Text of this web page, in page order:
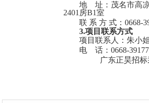
地
址： 茂名市高
2401房B1室
联 系 方 式：0668-
3.项目联系方式
项目联系人：朱小姐
电
话：0668-
广东正昊招